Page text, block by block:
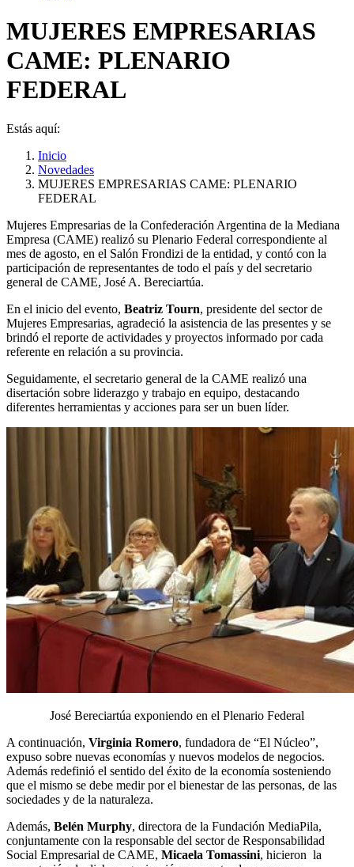
MUJERES EMPRESARIAS
CAME: PLENARIO
FEDERAL
Estás aquí:
Inicio
Novedades
MUJERES EMPRESARIAS CAME: PLENARIO
FEDERAL
Mujeres Empresarias de la Confederación Argentina de la Mediana
Empresa (CAME) realizó su Plenario Federal correspondiente al
mes de agosto, en el Salón Frondizi de la entidad, y contó con la
participación de representantes de todo el país y del secretario
general de CAME, José A. Bereciartúa.
En el inicio del evento, Beatriz Tourn, presidente del sector de
Mujeres Empresarias, agradeció la asistencia de las presentes y se
brindó el reporte de actividades y proyectos informado por cada
referente en relación a su provincia.
Seguidamente, el secretario general de la CAME realizó una
disertación sobre liderazgo y trabajo en equipo, destacando
diferentes herramientas y acciones para ser un buen líder.
José Bereciartúa exponiendo en el Plenario Federal
A continuación, Virginia Romero, fundadora de “El Núcleo”,
expuso sobre nuevas economías y nuevos modelos de negocios.
Además redefinió el sentido del éxito de la economía sosteniendo
que el mismo se debe medir por el bienestar de las personas, de las
sociedades y de la naturaleza.
Además, Belén Murphy, directora de la Fundación MediaPila,
conjuntamente con la responsable del sector de Responsabilidad
Social Empresarial de CAME, Micaela Tomassini, hicieron la